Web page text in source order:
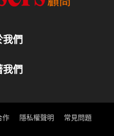
我們
我們
作 隱私權聲明 常見問題